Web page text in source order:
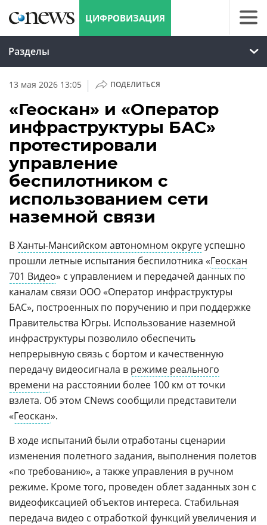
ЦИФРОВИЗАЦИЯ
Разделы
13 мая 2026 13:05 | ПОДЕЛИТЬСЯ
«Геоскан» и «Оператор
инфраструктуры БАС»
протестировали
управление
беспилотником с
использованием сети
наземной связи
ВХанты-Мансийском автономном округеуспешно
прошли летные испытания беспилотника «Геоскан
701 Видео» с управлением и передачей данных по
каналам связи ООО «Оператор инфраструктуры
БАС», построенных по поручению и при поддержке
Правительства Югры. Использование наземной
инфраструктуры позволило обеспечить
непрерывную связь с бортом и качественную
передачу видеосигнала в режиме реального
времени на расстоянии более 100 км от точки
взлета. Об этом CNews сообщили представители
«Геоскан».
В ходе испытаний были отработаны сценарии
изменения полетного задания, выполнения полетов
«по требованию», а также управления в ручном
режиме. Кроме того, проведен облет заданных зон с
видеофиксацией объектов интереса. Стабильная
передача видео с отработкой функций увеличения и